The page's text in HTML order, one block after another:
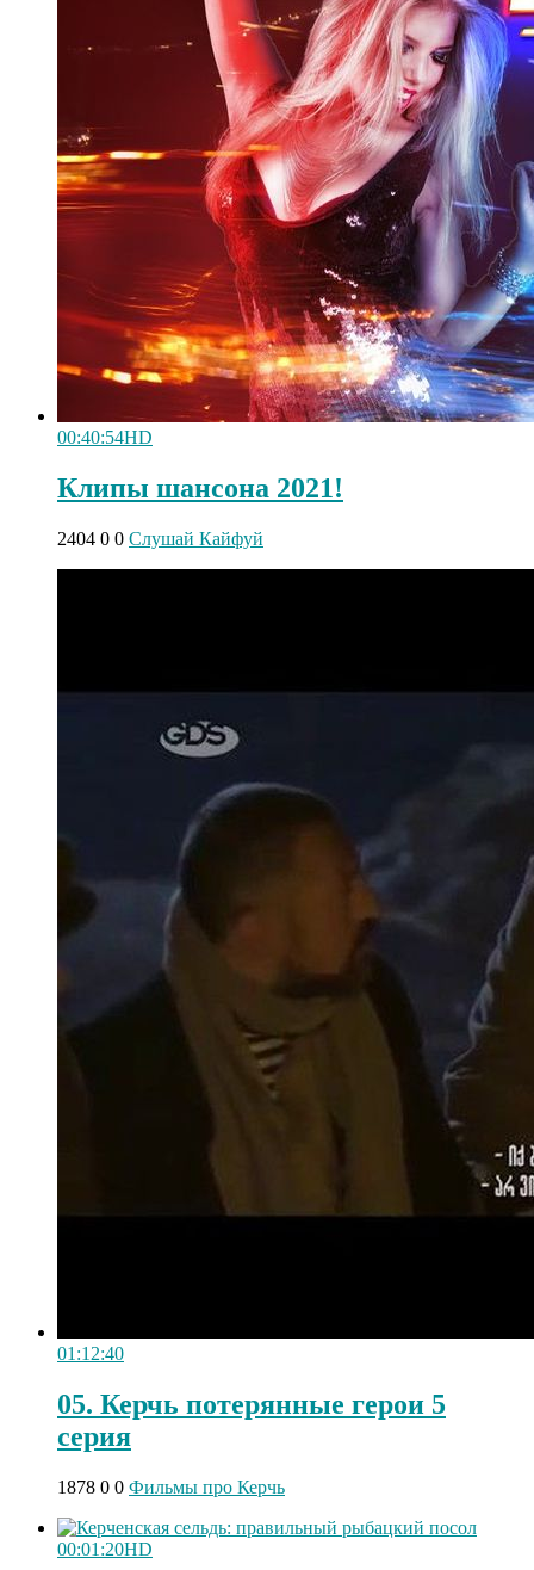
00:40:54HD
Клипы шансона 2021!
2404 0 0 Слушай Кайфуй
01:12:40
05. Керчь потерянные герои 5
серия
1878 0 0 Фильмы про Керчь
00:01:20HD